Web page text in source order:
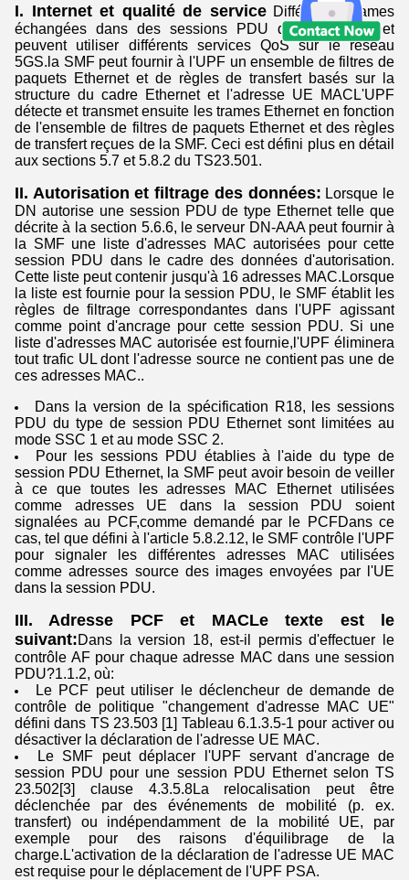
I. Internet et qualité de service Différentes trames
échangées dans des sessions PDU de type Ethernet
peuvent utiliser différents services QoS sur le réseau
5GS.la SMF peut fournir à l'UPF un ensemble de filtres de
paquets Ethernet et de règles de transfert basés sur la
structure du cadre Ethernet et l'adresse UE MACL'UPF
détecte et transmet ensuite les trames Ethernet en fonction
de l'ensemble de filtres de paquets Ethernet et des règles
de transfert reçues de la SMF. Ceci est défini plus en détail
aux sections 5.7 et 5.8.2 du TS23.501.
II. Autorisation et filtrage des données: Lorsque le
DN autorise une session PDU de type Ethernet telle que
décrite à la section 5.6.6, le serveur DN-AAA peut fournir à
la SMF une liste d'adresses MAC autorisées pour cette
session PDU dans le cadre des données d'autorisation.
Cette liste peut contenir jusqu'à 16 adresses MAC.Lorsque
la liste est fournie pour la session PDU, le SMF établit les
règles de filtrage correspondantes dans l'UPF agissant
comme point d'ancrage pour cette session PDU. Si une
liste d'adresses MAC autorisée est fournie,l'UPF éliminera
tout trafic UL dont l'adresse source ne contient pas une de
ces adresses MAC..
Dans la version de la spécification R18, les sessions
PDU du type de session PDU Ethernet sont limitées au
mode SSC 1 et au mode SSC 2.
Pour les sessions PDU établies à l'aide du type de
session PDU Ethernet, la SMF peut avoir besoin de veiller
à ce que toutes les adresses MAC Ethernet utilisées
comme adresses UE dans la session PDU soient
signalées au PCF,comme demandé par le PCFDans ce
cas, tel que défini à l'article 5.8.2.12, le SMF contrôle l'UPF
pour signaler les différentes adresses MAC utilisées
comme adresses source des images envoyées par l'UE
dans la session PDU.
III. Adresse PCF et MACLe texte est le
suivant:Dans la version 18, est-il permis d'effectuer le
contrôle AF pour chaque adresse MAC dans une session
PDU?1.1.2, où:
Le PCF peut utiliser le déclencheur de demande de
contrôle de politique "changement d'adresse MAC UE"
défini dans TS 23.503 [1] Tableau 6.1.3.5-1 pour activer ou
désactiver la déclaration de l'adresse UE MAC.
Le SMF peut déplacer l'UPF servant d'ancrage de
session PDU pour une session PDU Ethernet selon TS
23.502[3] clause 4.3.5.8La relocalisation peut être
déclenchée par des événements de mobilité (p. ex.
transfert) ou indépendamment de la mobilité UE, par
exemple pour des raisons d'équilibrage de la
charge.L'activation de la déclaration de l'adresse UE MAC
est requise pour le déplacement de l'UPF PSA.